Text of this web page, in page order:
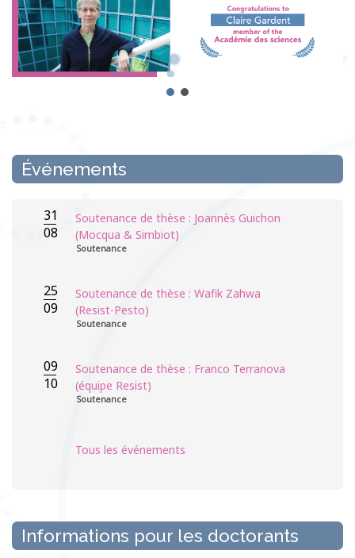
Événements
31
08
Soutenance de thèse : Joannès Guichon
(Mocqua & Simbiot)
Soutenance
25
09
Soutenance de thèse : Wafik Zahwa
(Resist-Pesto)
Soutenance
09
10
Soutenance de thèse : Franco Terranova
(équipe Resist)
Soutenance
Tous les événements
Informations pour les doctorants